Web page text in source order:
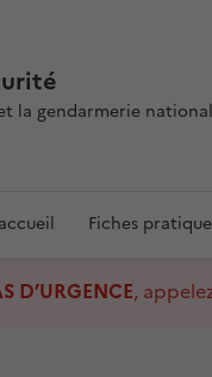
la gendarmerie
Fiches
D’URGENCE,